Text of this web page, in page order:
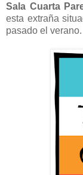
Sala Cuarta
esta extraña
pasado el verano.